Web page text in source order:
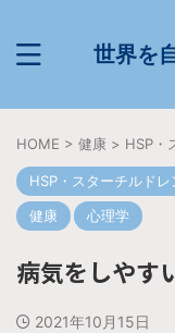
世界を
HOME > 健康 > HSP・
HSP・スターチルドレ
健康
心理学
病気をしやす
2021年10月15日